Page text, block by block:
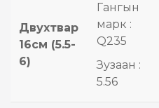
Двухтвар
16см (5.5-
6)
Гангын
марк :
Q235
Зузаан :
5.56